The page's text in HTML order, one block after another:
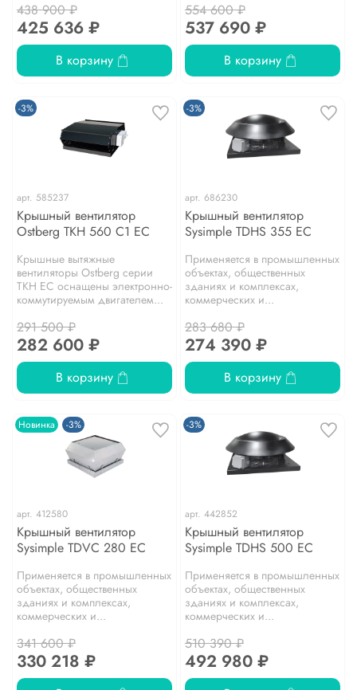
438 900 ₽
425 636 ₽
В корзину
554 600 ₽
537 690 ₽
В корзину
-3%
арт. 585237
Крышный вентилятор
Ostberg TKH 560 С1 EC
Крышные вытяжные
вентиляторы Ostberg серии
TKH EC оснащены электронно-
коммутируемым двигателем...
291 500 ₽
282 600 ₽
В корзину
-3%
арт. 686230
Крышный вентилятор
Sysimple TDHS 355 EC
Применяется в промышленных
объектах, общественных
зданиях и комплексах,
коммерческих и...
283 680 ₽
274 390 ₽
В корзину
Новинка -3%
арт. 412580
Крышный вентилятор
Sysimple TDVC 280 EC
Применяется в промышленных
объектах, общественных
зданиях и комплексах,
коммерческих и...
341 600 ₽
330 218 ₽
-3%
арт. 442852
Крышный вентилятор
Sysimple TDHS 500 EC
Применяется в промышленных
объектах, общественных
зданиях и комплексах,
коммерческих и...
510 390 ₽
492 980 ₽